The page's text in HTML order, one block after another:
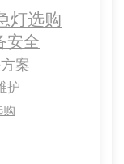
灯选购
安全
案
护